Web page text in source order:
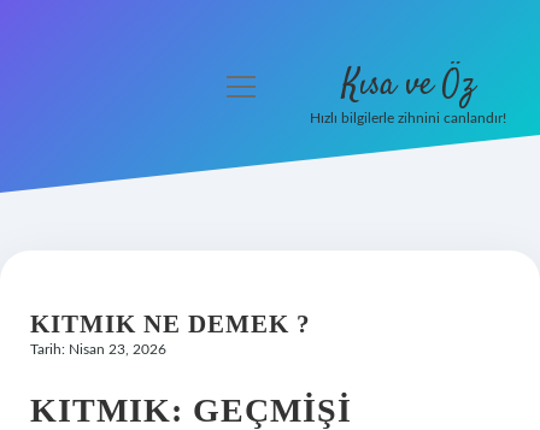
Hakkımızda
menüyü
Kısa ve Öz
Hızlı bilgilerle zihnini canlandır!
KITMIK NE DEMEK ?
Tarih: Nisan 23, 2026
KITMIK: GEÇMIŞI